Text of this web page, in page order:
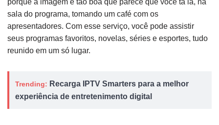
porque a imagem é tão boa que parece que você tá lá, na
sala do programa, tomando um café com os
apresentadores. Com esse serviço, você pode assistir
seus programas favoritos, novelas, séries e esportes, tudo
reunido em um só lugar.
Trending: Recarga IPTV Smarters para a melhor
experiência de entretenimento digital